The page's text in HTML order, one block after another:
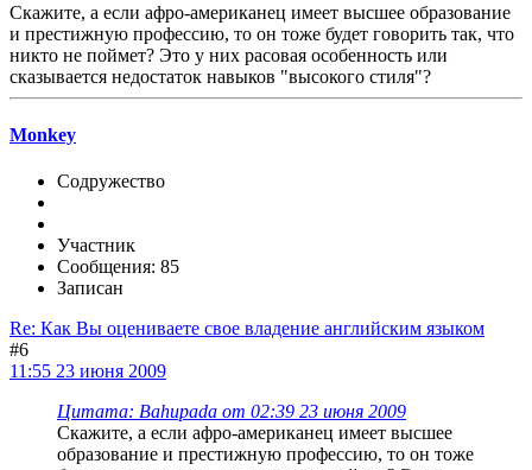
Скажите, а если афро-американец имеет высшее образование
и престижную профессию, то он тоже будет говорить так, что
никто не поймет? Это у них расовая особенность или
сказывается недостаток навыков "высокого стиля"?
Monkey
Содружество
Участник
Сообщения: 85
Записан
Re: Как Вы оцениваете свое владение английским языком
#6
11:55 23 июня 2009
Цитата: Bahupada от 02:39 23 июня 2009
Скажите, а если афро-американец имеет высшее
образование и престижную профессию, то он тоже